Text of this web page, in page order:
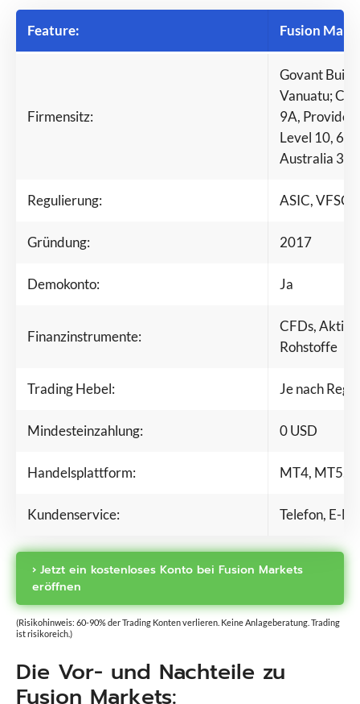
Feature: Fusion
Firmensitz:
Govant
Vanuatu; CT
9A,
Level 10,
Australia
Regulierung: ASIC, VFSC,
Gründung: 2017
Demokonto: Ja
Finanzinstrumente:
CFDs,
Rohstoffe
Trading Hebel: Je nach
Mindesteinzahlung: 0 USD
Handelsplattform: MT4, MT5,
Kundenservice: Telefon, E-
› Jetzt ein kostenloses Konto bei Fusion Markets
eröffnen
(Risikohinweis: 60-90% der Trading Konten verlieren. Keine Anlageberatung. Trading
ist risikoreich.)
Die Vor- und Nachteile zu
Fusion Markets: